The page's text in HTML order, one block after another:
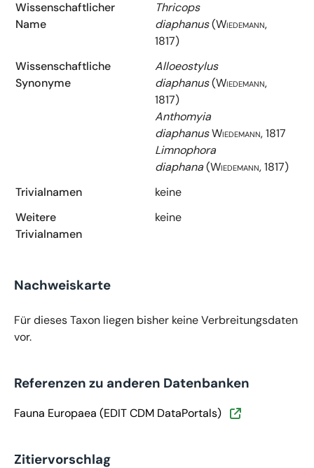
Wissenschaftlicher
Name
Thricops
diaphanus(Wiedemann,
1817)
Wissenschaftliche
Synonyme
Alloeostylus
diaphanus(Wiedemann,
1817)
Anthomyia
diaphanusWiedemann, 1817
Limnophora
diaphana(Wiedemann, 1817)
Trivialnamen
keine
Weitere
Trivialnamen
keine
Nachweiskarte
Für dieses Taxon liegen bisher keine Verbreitungsdaten
vor.
Referenzen zu anderen Datenbanken
Fauna Europaea (EDIT CDM DataPortals)
Zitiervorschlag